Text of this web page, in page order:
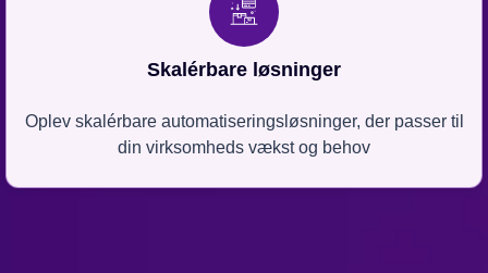
Skalérbare løsninger
Oplev skalérbare automatiseringsløsninger, der passer til
din virksomheds vækst og behov